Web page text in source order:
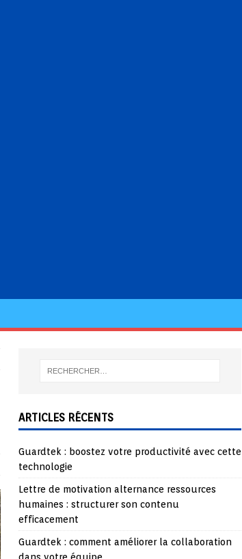
ARTICLES RÉCENTS
Guardtek : boostez votre productivité avec cette
technologie
Lettre de motivation alternance ressources
humaines : structurer son contenu
efficacement
Guardtek : comment améliorer la collaboration
dans votre équipe